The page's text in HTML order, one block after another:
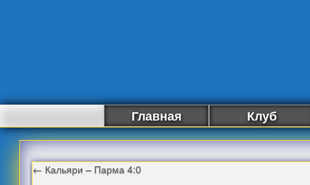
Главная Клуб
← Кальяри – Парма 4:0